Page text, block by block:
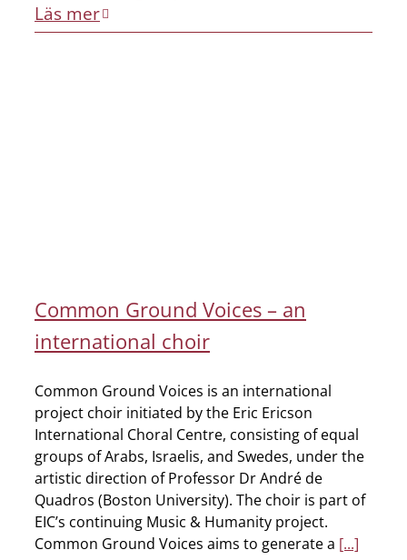
Läs mer
Common Ground Voices – an
international choir
Common Ground Voices is an international
project choir initiated by the Eric Ericson
International Choral Centre, consisting of equal
groups of Arabs, Israelis, and Swedes, under the
artistic direction of Professor Dr André de
Quadros (Boston University). The choir is part of
EIC’s continuing Music & Humanity project.
Common Ground Voices aims to generate a [...]